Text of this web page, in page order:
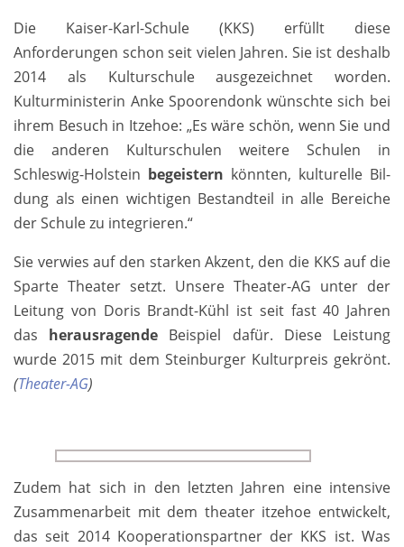
Die Kaiser-Karl-Schule (KKS) erfüllt diese
Anforderungen schon seit vielen Jahren. Sie ist deshalb
2014 als Kultur­schule ausgezeichnet worden.
Kulturministerin Anke Spoorendonk wünschte sich bei
ihrem Besuch in Itzehoe: „Es wäre schön, wenn Sie und
die anderen Kulturschulen weitere Schulen in
Schleswig-Holstein begeistern könnten, kulturelle Bil­
dung als einen wichtigen Bestand­teil in alle Bereiche
der Schule zu integrieren.“
Sie verwies auf den starken Akzent, den die KKS auf die
Sparte Theater setzt. Unsere Theater-AG unter der
Leitung von Doris Brandt-Kühl ist seit fast 40 Jahren
das herausragende Beispiel dafür. Diese Leistung
wurde 2015 mit dem Steinburger Kulturpreis gekrönt.
(Theater-AG)
Zudem hat sich in den letzten Jahren eine intensive
Zusammenarbeit mit dem theater itzehoe ent­wickelt,
das seit 2014 Kooperationspartner der KKS ist. Was